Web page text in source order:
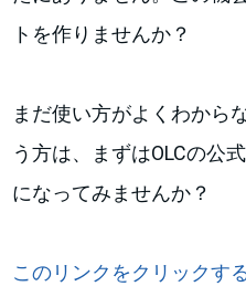
トを作りませんか？
まだ使い方がよくわから
う方は、まずはOLCの公
になってみませんか？
このリンクをクリックす